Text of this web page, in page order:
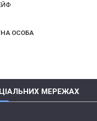
МЕРЕЖАХ